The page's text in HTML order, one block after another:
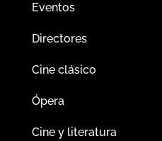
Eventos
Directores
Cine clásico
Ópera
Cine y literatura